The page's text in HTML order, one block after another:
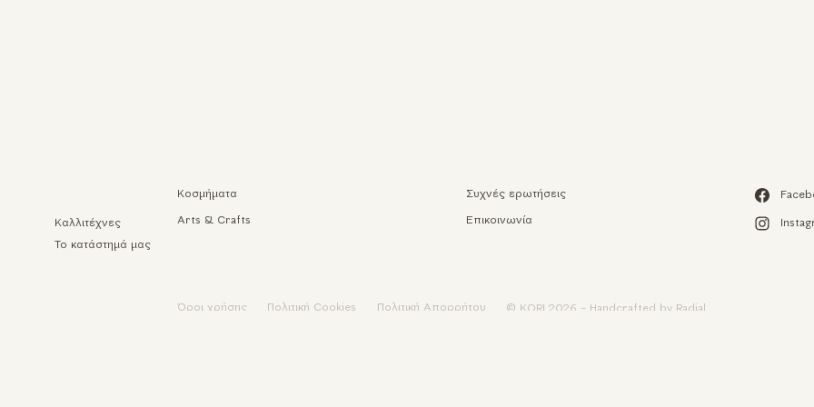
περιεχομένου
Καλλιτέχνες
Το κατάστημά μας
Κοσμήματα
Arts & Crafts
Συχνές ερωτήσεις
Επικοινωνία
Όροι χρήσης Πολιτική Cookies Πολιτική Απορρήτου © KORI 2026 - Handcrafted by Radial